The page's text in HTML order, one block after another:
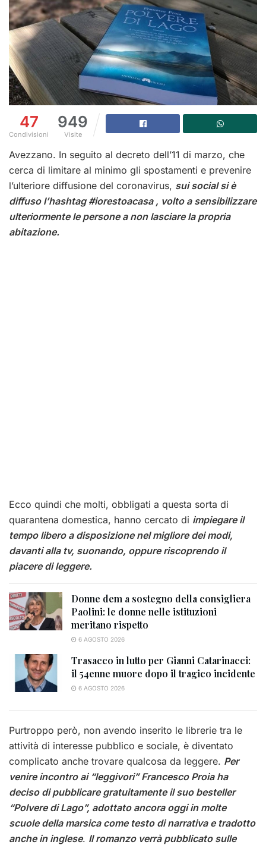
47
Condivisioni
949
Visite
Avezzano. In seguito al decreto dell’11 di marzo, che
cerca di limitare al minimo gli spostamenti e prevenire
l’ulteriore diffusione del coronavirus, sui social si è
diffuso l’hashtag #iorestoacasa , volto a sensibilizzare
ulteriormente le persone a non lasciare la propria
abitazione.
Ecco quindi che molti, obbligati a questa sorta di
quarantena domestica, hanno cercato di impiegare il
tempo libero a disposizione nel migliore dei modi,
davanti alla tv, suonando, oppure riscoprendo il
piacere di leggere.
Donne dem a sostegno della consigliera
Paolini: le donne nelle istituzioni
meritano rispetto
6 AGOSTO 2026
Trasacco in lutto per Gianni Catarinacci:
il 54enne muore dopo il tragico incidente
6 AGOSTO 2026
Purtroppo però, non avendo inserito le librerie tra le
attività di interesse pubblico e sociale, è diventato
complicato anche trovare qualcosa da leggere. Per
venire incontro ai “leggivori” Francesco Proia ha
deciso di pubblicare gratuitamente il suo besteller
“Polvere di Lago”, adottato ancora oggi in molte
scuole della marsica come testo di narrativa e tradotto
anche in inglese. Il romanzo verrà pubblicato sulle